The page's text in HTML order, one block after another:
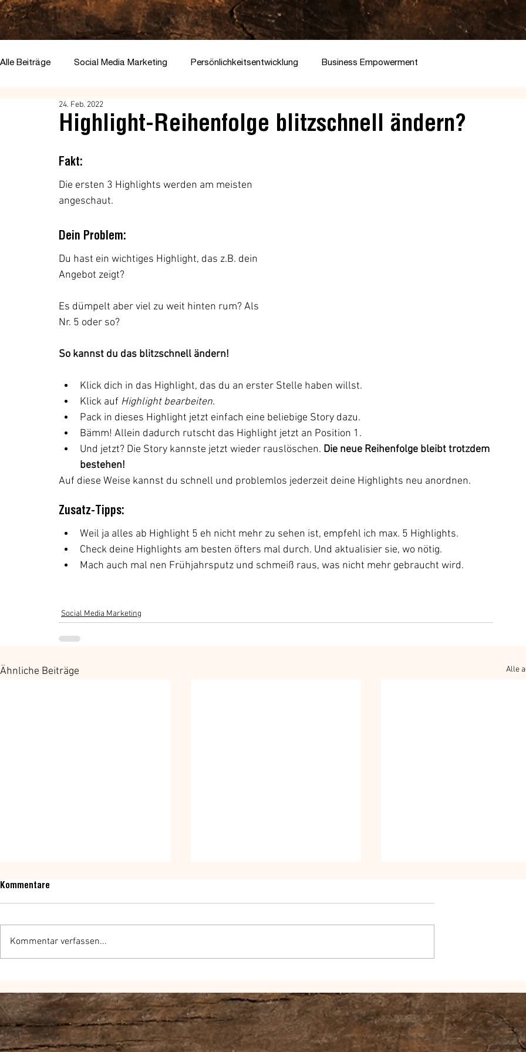
Alle Beiträge Social Media Marketing Persönlichkeitsentwicklung Business Empowerment
Highlight-Reihenfolge blitzschnell ändern?
24. Feb. 2022
Fakt:
Die ersten 3 Highlights werden am meisten
angeschaut.
Dein Problem:
Du hast ein wichtiges Highlight, das z.B. dein
Angebot zeigt?
Es dümpelt aber viel zu weit hinten rum? Als
Nr. 5 oder so?
So kannst du das blitzschnell ändern!
Klick dich in das Highlight, das du an erster Stelle haben willst.
Klick auf Highlight bearbeiten.
Pack in dieses Highlight jetzt einfach eine beliebige Story dazu.
Bämm! Allein dadurch rutscht das Highlight jetzt an Position 1.
Und jetzt? Die Story kannste jetzt wieder rauslöschen. Die neue Reihenfolge bleibt trotzdem
bestehen!
Auf diese Weise kannst du schnell und problemlos jederzeit deine Highlights neu anordnen.
Zusatz-Tipps:
Weil ja alles ab Highlight 5 eh nicht mehr zu sehen ist, empfehl ich max. 5 Highlights.
Check deine Highlights am besten öfters mal durch. Und aktualisier sie, wo nötig.
Mach auch mal nen Frühjahrsputz und schmeiß raus, was nicht mehr gebraucht wird.
Social Media Marketing
Ähnliche Beiträge Alle
Stories!
Business-Lady niemals
vergessen solltest.
Kommentare
Kommentar verfassen...